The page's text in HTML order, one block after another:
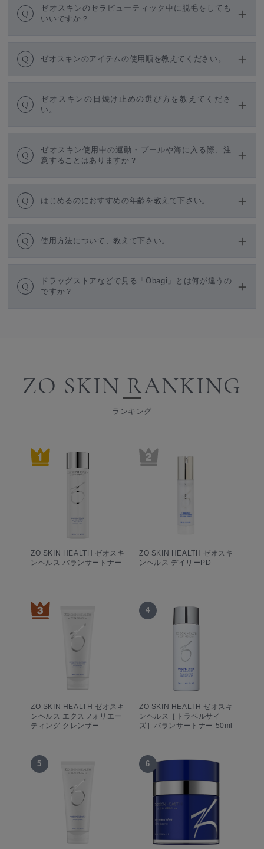
Q
ゼオスキンのセラピューティック中に脱毛をしても
いいですか？
Q ゼオスキンのアイテムの使用順を教えてください。
Q
ゼオスキンの日焼け止めの選び方を教えてくださ
い。
Q
ゼオスキン使用中の運動・プールや海に入る際、注
意することはありますか？
Q はじめるのにおすすめの年齢を教えて下さい。
Q 使用方法について、教えて下さい。
Q
ドラッグストアなどで見る「Obagi」とは何が違うの
ですか？
ZO SKIN RANKING
ランキング
ZO SKIN HEALTH ゼオスキ
ンヘルス バランサートナー
ZO SKIN HEALTH ゼオスキ
ンヘルス デイリーPD
ZO SKIN HEALTH ゼオスキ
ンヘルス エクスフォリエー
ティング クレンザー
4
ZO SKIN HEALTH ゼオスキ
ンヘルス［トラベルサイ
ズ］バランサートナー 50ml
5 6